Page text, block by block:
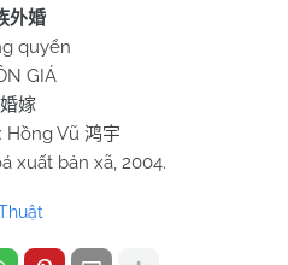
外婚
quyển
GIÁ
婚嫁
Hồng Vũ 鸿宇
xuất bản xã, 2004.